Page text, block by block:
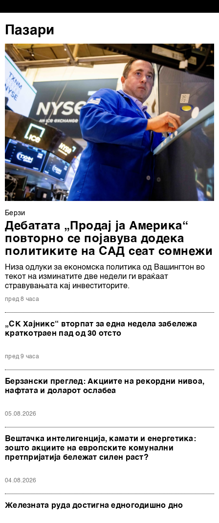
деталите“. Согласноста можете во кој било момент да
ја повлечете без негативни последици.
Пазари
Берзи
Дебатата „Продај ја Америка“
повторно се појавува додека
политиките на САД сеат сомнежи
Низа одлуки за економска политика од Вашингтон во
текот на изминатите две недели ги враќаат
стравувањата кај инвеститорите.
пред 8 часа
„СК Хајникс“ вторпат за една недела забележа
краткотраен пад од 30 отсто
пред 9 часа
Берзански преглед: Акциите на рекордни нивоа,
нафтата и доларот ослабеа
05.08.2026
Вештачка интелигенција, камати и енергетика:
зошто акциите на европските комунални
претпријатија бележат силен раст?
04.08.2026
Железната руда достигна едногодишно дно